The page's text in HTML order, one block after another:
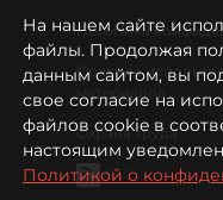
Политика
Правила
материалов
Охрана труда
RSS
На нашем сайте
файлы. Продолжая
данным сайтом, вы
свое согласие на
файлов cookie в
настоящим
Политикой о